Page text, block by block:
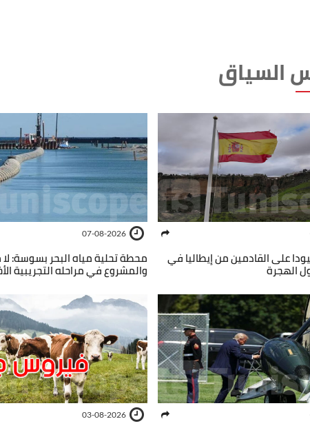
السياق
على القادمين من إيطاليا في
الهجرة
07-08-2026
محطة تحلية مياه البحر بسوسة:
والمشروع في مراحله التجريبية
03-08-2026